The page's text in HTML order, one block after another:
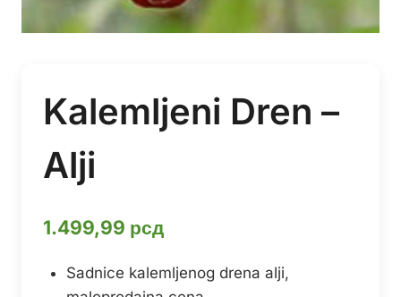
Kalemljeni Dren –
Alji
1.499,99 рсд
Sadnice kalemljenog drena alji,